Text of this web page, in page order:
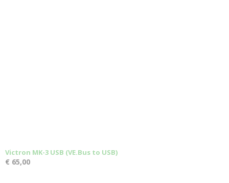
Victron MK-3 USB (VE.Bus to USB)
€ 65,00